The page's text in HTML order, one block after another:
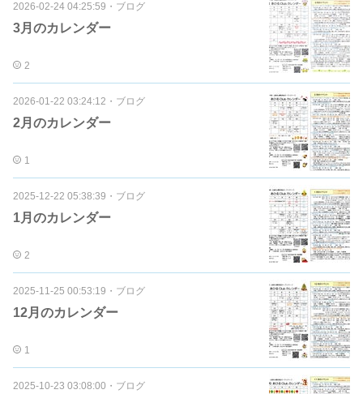
2026-02-24 04:25:59 ・ ブログ
3月のカレンダー
2
2026-01-22 03:24:12 ・ ブログ
2月のカレンダー
1
2025-12-22 05:38:39 ・ ブログ
1月のカレンダー
2
2025-11-25 00:53:19 ・ ブログ
12月のカレンダー
1
2025-10-23 03:08:00 ・ ブログ